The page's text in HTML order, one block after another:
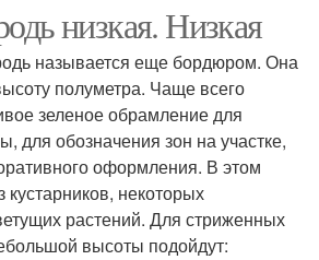
низкая. Низкая
называется еще бордюром. Она
полуметра. Чаще всего
зеленое обрамление для
для обозначения зон на участке,
оформления. В этом
некоторых
растений. Для стриженных
высоты подойдут: